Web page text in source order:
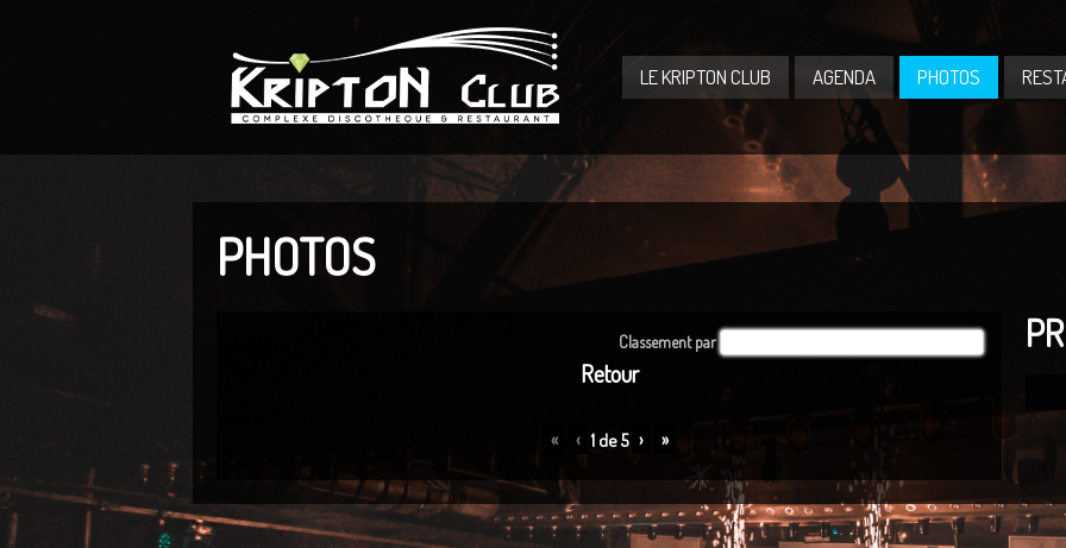
LE KRIPTON CLUB AGENDA PHOTOS
PHOTOS
Classement par
Retour
« ‹ 1de5 › »